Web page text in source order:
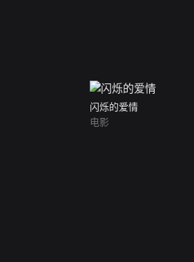
闪烁的爱情
电影